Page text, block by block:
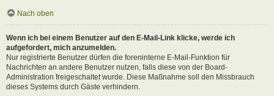
Nach oben
Wenn ich bei einem Benutzer auf den E-Mail-Link klicke, werde ich
aufgefordert, mich anzumelden.
Nur registrierte Benutzer dürfen die foreninterne E-Mail-Funktion für
Nachrichten an andere Benutzer nutzen, falls diese von der Board-
Administration freigeschaltet wurde. Diese Maßnahme soll den Missbrauch
dieses Systems durch Gäste verhindern.